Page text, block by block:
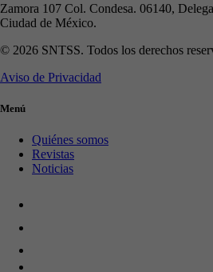
Zamora 107 Col. Condesa. 06140,
Ciudad de México.
© 2026 SNTSS. Todos los derechos
Aviso de Privacidad
Menú
Quiénes somos
Revistas
Noticias